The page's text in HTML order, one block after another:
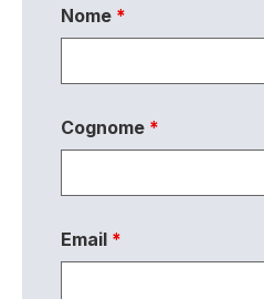
Nome *
Cognome *
Email *